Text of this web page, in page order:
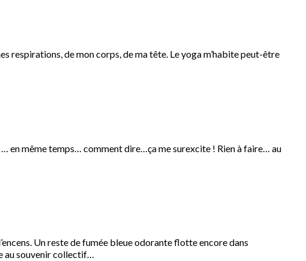
respirations, de mon corps, de ma tête. Le yoga m’habite peut-être
… en même temps… comment dire…ça me surexcite ! Rien à faire… au
Un reste de fumée bleue odorante flotte encore dans
au souvenir collectif…